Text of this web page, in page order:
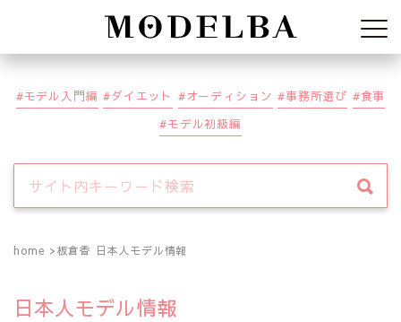
Modelba
モデル入門編 ダイエット オーディション 事務所選び
食事
モデル初級編
home 板倉香 日本人モデル情報
日本人モデル情報